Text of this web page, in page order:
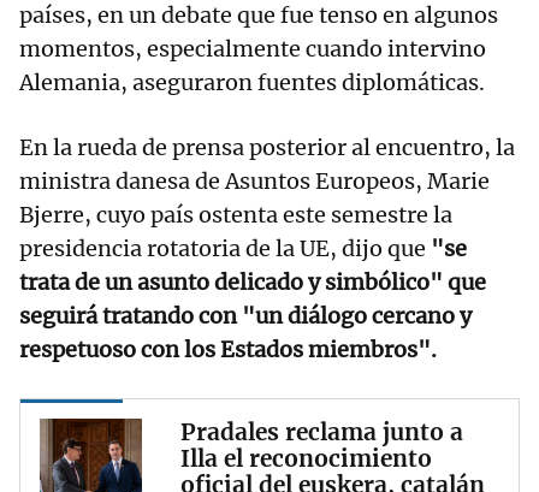
países, en un debate que fue tenso en algunos
momentos, especialmente cuando intervino
Alemania, aseguraron fuentes diplomáticas.
En la rueda de prensa posterior al encuentro, la
ministra danesa de Asuntos Europeos, Marie
Bjerre, cuyo país ostenta este semestre la
presidencia rotatoria de la UE, dijo que "se
trata de un asunto delicado y simbólico" que
seguirá tratando con "un diálogo cercano y
respetuoso con los Estados miembros".
Pradales reclama junto a
Illa el reconocimiento
oficial del euskera, catalán